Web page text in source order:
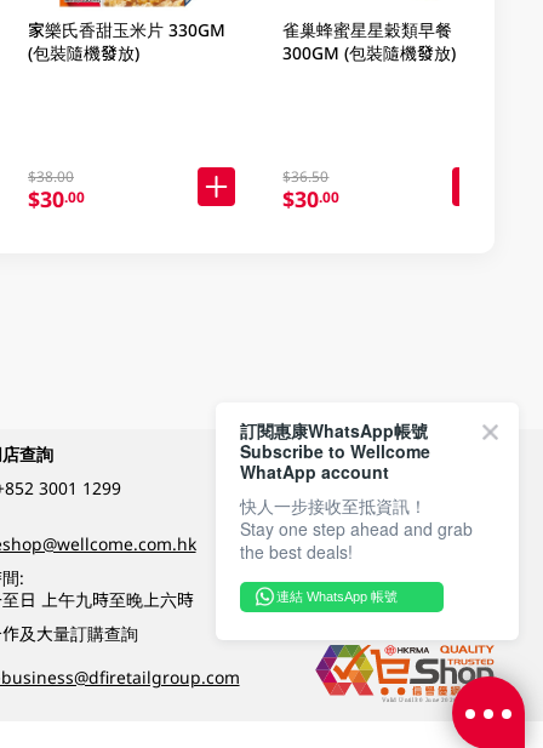
家樂氏香甜玉米片 330GM
(包裝隨機發放)
$38.00
$30.00
雀巢蜂蜜星星穀類早餐
300GM (包裝隨機發放)
$36.50
$30.00
查詢
3001 1299
:
日 上午九時至晚上六時
及大量訂購查詢
付款方式
關注我們
訂閱惠康WhatsApp帳號
Subscribe to Wellcome
WhatApp account
快人一步接收至抵資訊！
Stay one step ahead and grab
the best deals!
連結 WhatsApp 帳號